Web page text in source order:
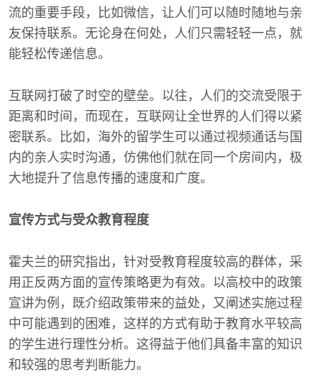
流的重要手段，比如微信，让人们可以随时随地与亲
友保持联系。无论身在何处，人们只需轻轻一点，就
能轻松传递信息。
互联网打破了时空的壁垒。以往，人们的交流受限于
距离和时间，而现在，互联网让全世界的人们得以紧
密联系。比如，海外的留学生可以通过视频通话与国
内的亲人实时沟通，仿佛他们就在同一个房间内，极
大地提升了信息传播的速度和广度。
宣传方式与受众教育程度
霍夫兰的研究指出，针对受教育程度较高的群体，采
用正反两方面的宣传策略更为有效。以高校中的政策
宣讲为例，既介绍政策带来的益处，又阐述实施过程
中可能遇到的困难，这样的方式有助于教育水平较高
的学生进行理性分析。这得益于他们具备丰富的知识
和较强的思考判断能力。